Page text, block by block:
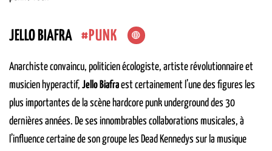
JELLO BIAFRA PUNK
Anarchiste convaincu, politicien écologiste, artiste révolutionnaire et
musicien hyperactif, Jello Biafraest certainement l’une des figures les
plus importantes de la scène hardcore punk underground des 30
dernières années. De ses innombrables collaborations musicales, à
l’influence certaine de son groupe les Dead Kennedys sur la musique